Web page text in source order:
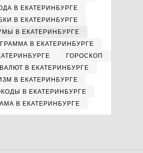
В ЕКАТЕРИНБУРГЕ
В ЕКАТЕРИНБУРГЕ
В ЕКАТЕРИНБУРГЕ
В ЕКАТЕРИНБУРГЕ
ГОРОСКОП
В ЕКАТЕРИНБУРГЕ
В ЕКАТЕРИНБУРГЕ
В ЕКАТЕРИНБУРГЕ
В ЕКАТЕРИНБУРГЕ